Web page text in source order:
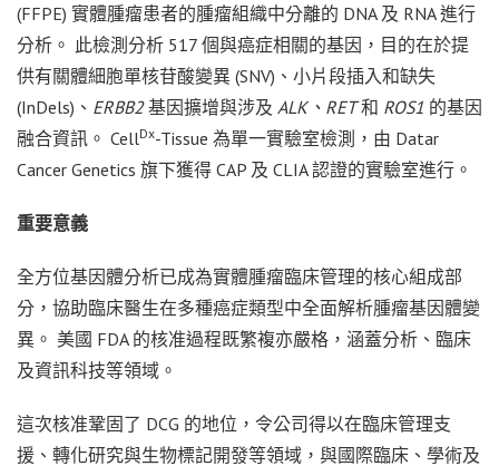
(FFPE) 實體腫瘤患者的腫瘤組織中分離的 DNA 及 RNA 進行
分析。 此檢測分析 517 個與癌症相關的基因，目的在於提
供有關體細胞單核苷酸變異 (SNV)、小片段插入和缺失
(InDels)、 ERBB2基因擴增與涉及 ALK、RET和 ROS1 的基因
融合資訊。 CellDx-Tissue 為單一實驗室檢測，由 Datar
Cancer Genetics 旗下獲得 CAP 及 CLIA 認證的實驗室進行。
重要意義
全方位基因體分析已成為實體腫瘤臨床管理的核心組成部
分，協助臨床醫生在多種癌症類型中全面解析腫瘤基因體變
異。 美國 FDA 的核准過程既繁複亦嚴格，涵蓋分析、臨床
及資訊科技等領域。
這次核准鞏固了 DCG 的地位，令公司得以在臨床管理支
援、轉化研究與生物標記開發等領域，與國際臨床、學術及